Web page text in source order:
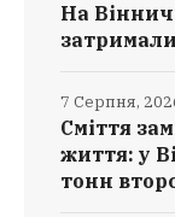
На
Сміття
життя: у
тонн
7 Серпня,